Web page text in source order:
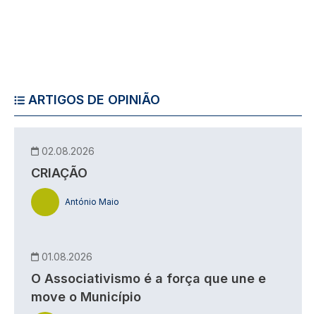
ARTIGOS DE OPINIÃO
02.08.2026
CRIAÇÃO
António Maio
01.08.2026
O Associativismo é a força que une e
move o Município